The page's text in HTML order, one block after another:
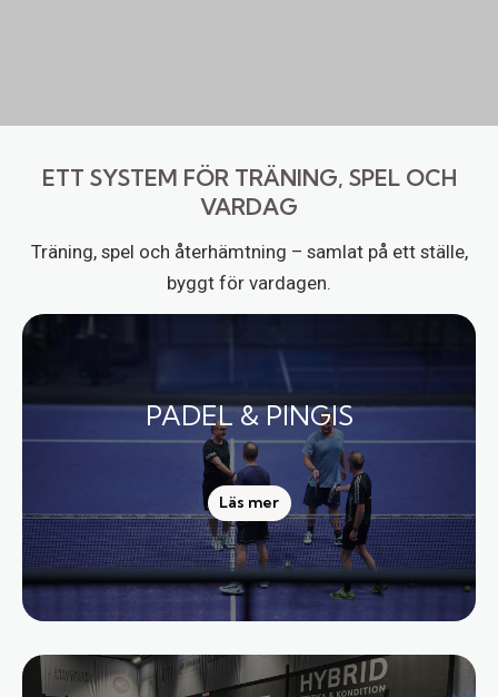
ETT SYSTEM FÖR TRÄNING, SPEL OCH
VARDAG
Träning, spel och återhämtning – samlat på ett ställe,
byggt för vardagen.
PADEL & PINGIS
Läs mer